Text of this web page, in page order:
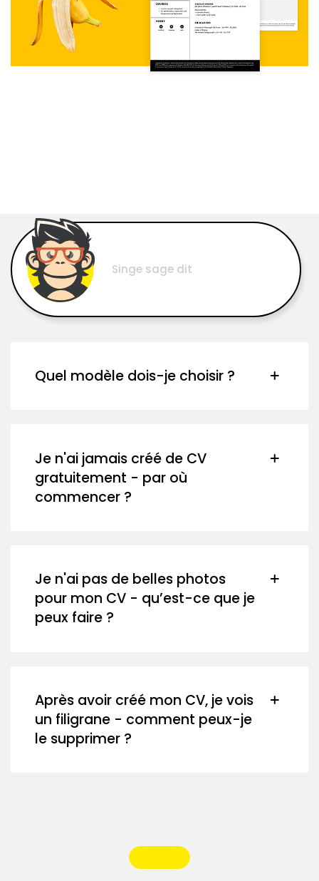
05.
Singe sage dit
Quel modèle dois-je choisir ?
Je n'ai jamais créé de CV
gratuitement - par où
commencer ?
Je n'ai pas de belles photos
pour mon CV - qu’est-ce que je
peux faire ?
Après avoir créé mon CV, je vois
un filigrane - comment peux-je
le supprimer ?